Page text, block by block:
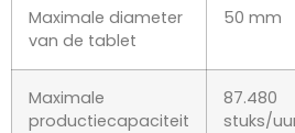
Maximale diameter
van de tablet
50 mm
Maximale
productiecapaciteit
87.480
stuks/